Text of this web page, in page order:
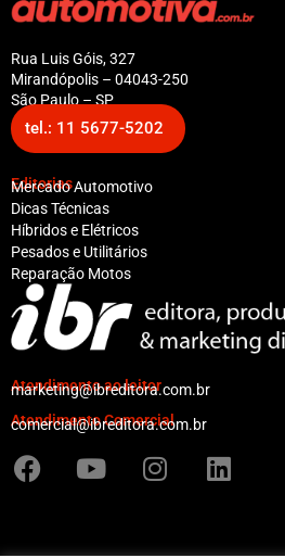
Rua Luis Góis, 327
Mirandópolis – 04043-250
São Paulo – SP
tel.: 11 5677-5202
Editorias
Mercado Automotivo
Dicas Técnicas
Híbridos e Elétricos
Pesados e Utilitários
Reparação Motos
Atendimento ao leitor
marketing@ibreditora.com.br
Atendimento Comercial
comercial@ibreditora.com.br
F
a
Y
o
I
n
L
i